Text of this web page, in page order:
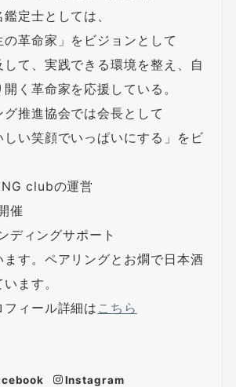
定士としては、
の革命家」をビジョンとして
して、実践できる環境を整え、自
く革命家を応援している。
グ推進協会では会長として
しい笑顔でいっぱいにする」をビ
clubの運営
催
ディングサポート
ます。ペアリングとお燗で日本酒
ます。
ィール詳細は こちら
Instagram